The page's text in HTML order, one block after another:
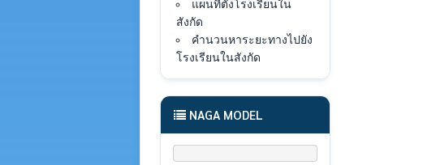
แผนที่ตั้งโรงเรียนใน
สังกัด
คำนวนหาระยะทางไปยัง
โรงเรียนในสังกัด
NAGA MODEL